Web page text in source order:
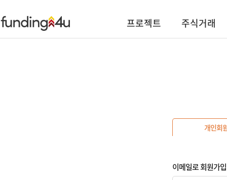
프로젝트 주식거래
개인회
이메일로 회원가입